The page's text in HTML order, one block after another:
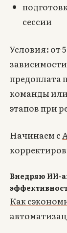
сессии
Условия: от
предоплата
команды или
этапов при
Начинаем с
Внедряю ИИ-
Как